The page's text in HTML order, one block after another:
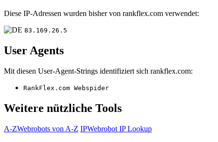
Diese IP-Adressen wurden bisher von rankflex.com verwendet:
83.169.26.5
User Agents
Mit diesen User-Agent-Strings identifiziert sich rankflex.com:
RankFlex.com Webspider
Weitere nützliche Tools
A-ZWebrobots von A-Z IPWebrobot IP Lookup